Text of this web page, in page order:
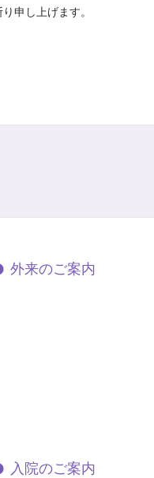
申し上げます。
外来のご案内
入院のご案内